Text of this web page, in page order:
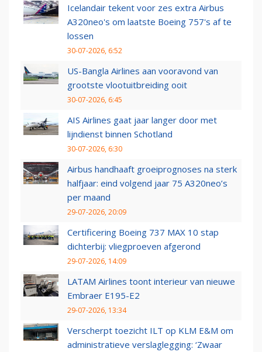
Icelandair tekent voor zes extra Airbus
A320neo's om laatste Boeing 757's af te
lossen
30-07-2026, 6:52
US-Bangla Airlines aan vooravond van
grootste vlootuitbreiding ooit
30-07-2026, 6:45
AIS Airlines gaat jaar langer door met
lijndienst binnen Schotland
30-07-2026, 6:30
Airbus handhaaft groeiprognoses na sterk
halfjaar: eind volgend jaar 75 A320neo’s
per maand
29-07-2026, 20:09
Certificering Boeing 737 MAX 10 stap
dichterbij: vliegproeven afgerond
29-07-2026, 14:09
LATAM Airlines toont interieur van nieuwe
Embraer E195-E2
29-07-2026, 13:34
Verscherpt toezicht ILT op KLM E&M om
administratieve verslaglegging: ‘Zwaar